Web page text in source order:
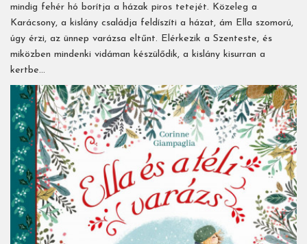
mindig fehér hó borítja a házak piros tetejét. Közeleg a
Karácsony, a kislány családja feldíszíti a házat, ám Ella szomorú,
úgy érzi, az ünnep varázsa eltűnt. Elérkezik a Szenteste, és
miközben mindenki vidáman készülődik, a kislány kisurran a
kertbe...